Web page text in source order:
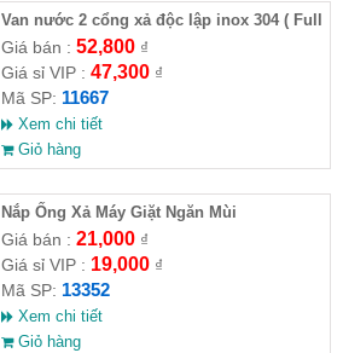
Van nước 2 cổng xả độc lập inox 304 ( Full
VAT )
Giá bán : 52,800₫
Giá sỉ VIP : 47,300₫
Mã SP: 11667
Xem chi tiết
Giỏ hàng
Nắp Ống Xả Máy Giặt Ngăn Mùi
Giá bán : 21,000₫
Giá sỉ VIP : 19,000₫
Mã SP: 13352
Xem chi tiết
Giỏ hàng